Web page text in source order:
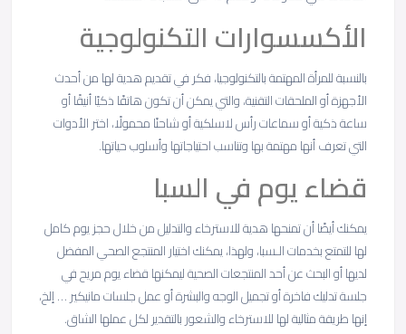
الأكسسوارات التكنولوجية
بالنسبة للمرأة المهتمة بالتكنولوجيا، فكر في تقديم هدية لها من أحدث
الأجهزة أو الملحقات التقنية، والتي يمكن أن تكون هاتفًا ذكيًا أنيقًا أو
ساعة ذكية أو سماعات رأس لاسلكية أو شاحنًا محمولًا، اختر الأدوات
التي تعرف أنها مهتمة بها وتناسب احتياجاتها وأسلوب حياتها.
قضاء يوم في السبا
يمكنك أيضًا أن تمنحها هدية للاسترخاء والتدليل من خلال حجز يوم كامل
لها للتمتع بخدمات الـسبا، ولهذا، يمكنك اختيار المنتجع الصحي المفضل
لديها أو البحث عن أحد المنتجعات الصحية ليمكنها قضاء يوم مريح في
جلسة تدليك فاخرة أو تجميل الوجه والبشرة أو عمل جلسات مانيكير … إلخ،
إنها طريقة مثالية لها للاسترخاء والشعور بالتقدير لكل عملها الشاق.